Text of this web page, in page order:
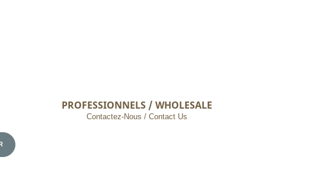
PROFESSIONNELS / WHOLESALE
Contactez-Nous / Contact Us